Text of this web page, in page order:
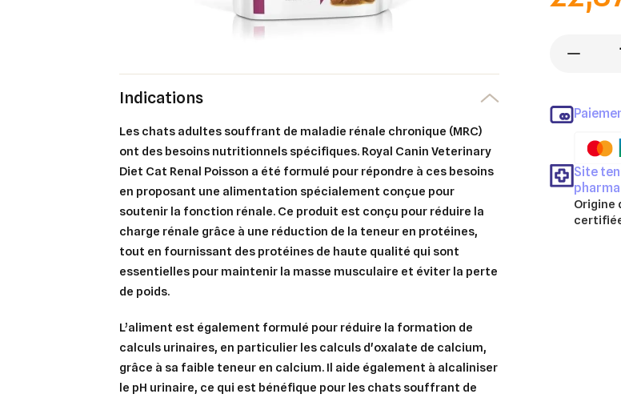
-
Site
Origine
Indications
Les chats adultes souffrant de maladie rénale chronique (MRC)
ont des besoins nutritionnels spécifiques. Royal Canin Veterinary
Diet Cat Renal Poisson a été formulé pour répondre à ces besoins
en proposant une alimentation spécialement conçue pour
soutenir la fonction rénale. Ce produit est conçu pour réduire la
charge rénale grâce à une réduction de la teneur en protéines,
tout en fournissant des protéines de haute qualité qui sont
essentielles pour maintenir la masse musculaire et éviter la perte
de poids.
L’aliment est également formulé pour réduire la formation de
calculs urinaires, en particulier les calculs d'oxalate de calcium,
grâce à sa faible teneur en calcium. Il aide également à alcaliniser
le pH urinaire, ce qui est bénéfique pour les chats souffrant de